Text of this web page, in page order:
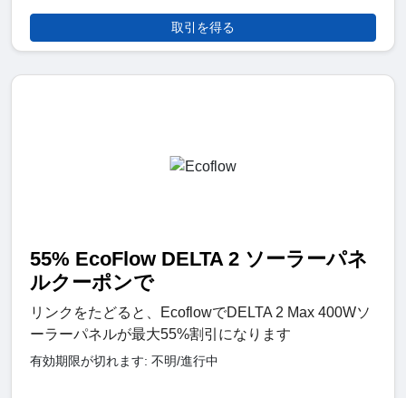
取引を得る
55% EcoFlow DELTA 2 ソーラーパネ
ルクーポンで
リンクをたどると、EcoflowでDELTA 2 Max 400Wソ
ーラーパネルが最大55%割引になります
有効期限が切れます: 不明/進行中